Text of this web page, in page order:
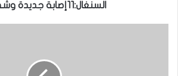
السنغال:11إصابة جديدة وشفاء 3